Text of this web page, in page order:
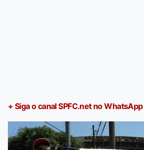
+ Siga o canal SPFC.net no WhatsApp